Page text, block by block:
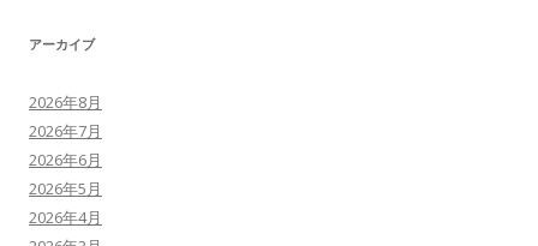
アーカイブ
2026年8月
2026年7月
2026年6月
2026年5月
2026年4月